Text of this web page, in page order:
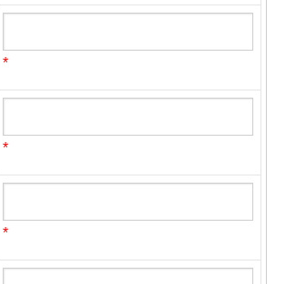
*
*
*